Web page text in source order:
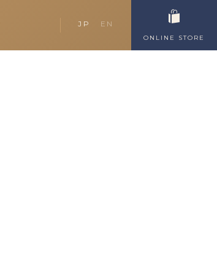
JP EN
ONLINE STORE